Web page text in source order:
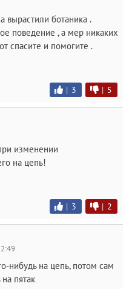
вырастили ботаника .
поведение , а мер никаких
спасите и помогите .
| 3 | 5
изменении
на цепь!
| 3 | 2
нибудь на цепь, потом сам
пятак